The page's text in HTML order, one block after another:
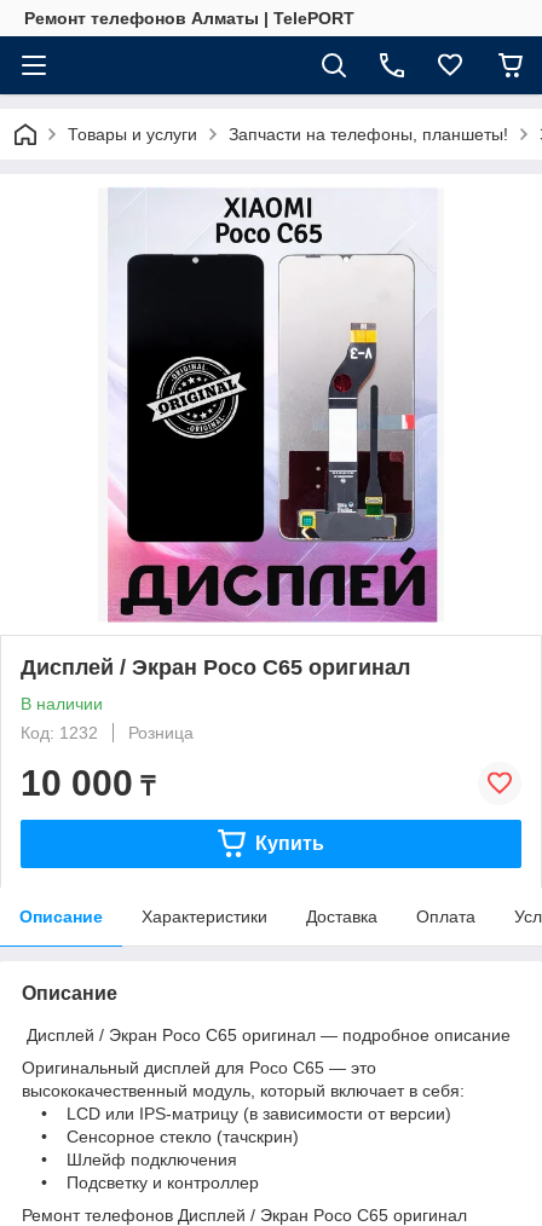
Ремонт телефонов Алматы | TelePORT
Товары и услуги Запчасти на телефоны, планшеты!
Дисплей / Экран Poco С65 оригинал
В наличии
Код: 1232
Розница
10 000 ₸
Купить
Описание Характеристики Доставка Оплата
Описание
Дисплей / Экран Poco C65 оригинал — подробное описание
Оригинальный дисплей для Poco C65 — это
высококачественный модуль, который включает в себя:
• LCD или IPS-матрицу (в зависимости от версии)
• Сенсорное стекло (тачскрин)
• Шлейф подключения
• Подсветку и контроллер
Ремонт телефонов Дисплей / Экран Poco C65 оригинал